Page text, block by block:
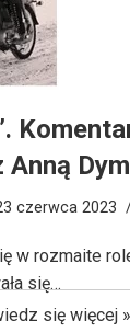
czerwca 2023
w rozmaite
się…
się więcej »